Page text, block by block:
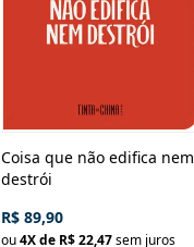
Coisa que não edifica nem
destrói
R$ 89,90
ou4X de R$ 22,47sem juros